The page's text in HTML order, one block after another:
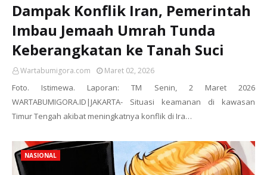
Dampak Konflik Iran, Pemerintah
Imbau Jemaah Umrah Tunda
Keberangkatan ke Tanah Suci
Wartabumigora.com Maret 02, 2026
Foto. Istimewa. Laporan: TM Senin, 2 Maret 2026
WARTABUMIGORA.ID|JAKARTA- Situasi keamanan di kawasan
Timur Tengah akibat meningkatnya konflik di Ira…
NASIONAL